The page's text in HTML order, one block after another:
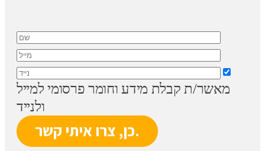
מאשר/ת קבלת מידע וחומר פרסומי למייל
ולנייד